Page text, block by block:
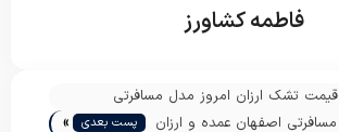
فاطمه کشاورز
قیمت تشک ارزان امروز مدل مسافرتی
اصفهان عمده و ارزان
پست بعدی »